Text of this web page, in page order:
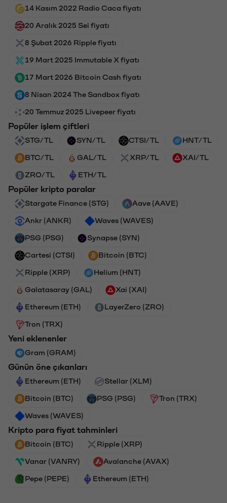
14 Kasım 2022 Radio Caca fiyatı
20 Aralık 2025 Sei fiyatı
8 Şubat 2026 Ripple fiyatı
19 Mart 2025 Immutable X fiyatı
17 Mart 2026 Bitcoin Cash fiyatı
8 Nisan 2024 The Sandbox fiyatı
20 Temmuz 2025 Livepeer fiyatı
Popüler işlem çiftleri
STG/TL SYN/TL CTSI/TL HNT/TL
BTC/TL GAL/TL XRP/TL XAI/TL
ZRO/TL ETH/TL
Popüler kripto paralar
Stargate Finance (STG) Aave (AAVE)
Ankr (ANKR) Waves (WAVES)
PSG (PSG) Synapse (SYN)
Cartesi (CTSI) Bitcoin (BTC)
Ripple (XRP) Helium (HNT)
Galatasaray (GAL) Xai (XAI)
Ethereum (ETH) LayerZero (ZRO)
Tron (TRX)
Yeni eklenenler
Gram (GRAM)
Günün öne çıkanları
Ethereum (ETH) Stellar (XLM)
Bitcoin (BTC) PSG (PSG) Tron (TRX)
Waves (WAVES)
Kripto para fiyat tahminleri
Bitcoin (BTC) Ripple (XRP)
Vanar (VANRY) Avalanche (AVAX)
Pepe (PEPE) Ethereum (ETH)